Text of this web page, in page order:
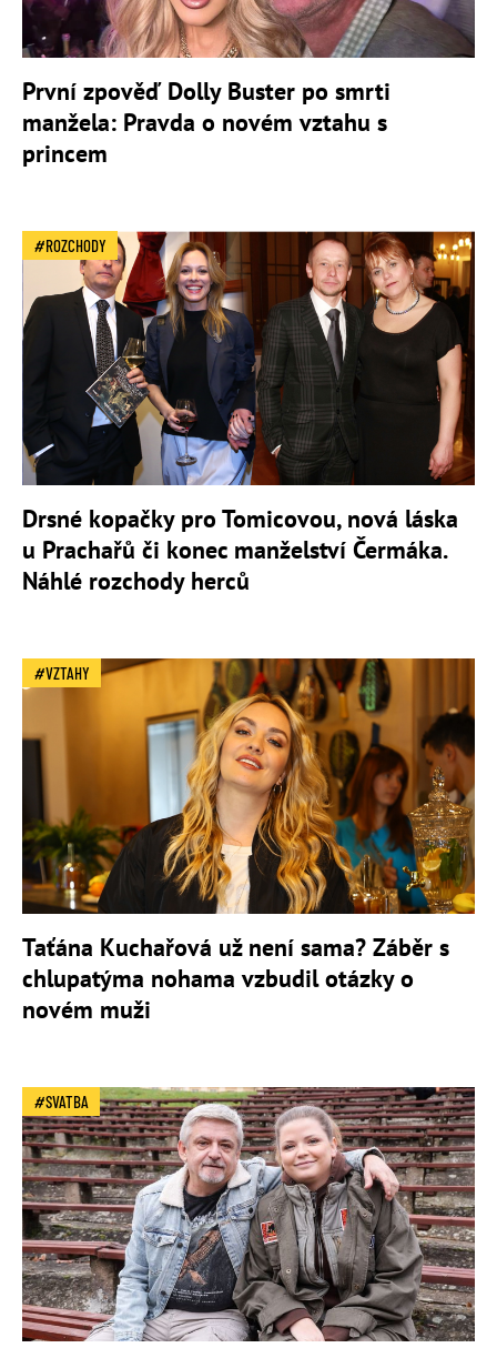
První zpověď Dolly Buster po smrti
manžela: Pravda o novém vztahu s
princem
ROZCHODY
Drsné kopačky pro Tomicovou, nová láska
u Prachařů či konec manželství Čermáka.
Náhlé rozchody herců
VZTAHY
Taťána Kuchařová už není sama? Záběr s
chlupatýma nohama vzbudil otázky o
novém muži
SVATBA